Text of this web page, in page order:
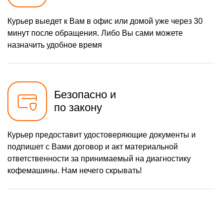
Замена клапана дренажа
Ремонт капучинатора
600 р
Заказать
Ремонт мультиклапана
590 р
Ремонт электромагнитного
620 р
Замена датчика воды
Замена щёток
электродвигателя
490 р
Ремонт заварного блока
600 р
Замена двигателя
кофемолки
Замена хомутов, скобок и
290 р
Курьер выедет к Вам в офис или домой уже через 30
минут после обращения. Либо Вы сами можете
назначить удобное время
Безопасно и
по закону
Курьер предоставит удостоверяющие документы и
подпишет с Вами договор и акт материальной
ответственности за принимаемый на диагностику
кофемашины. Нам нечего скрывать!